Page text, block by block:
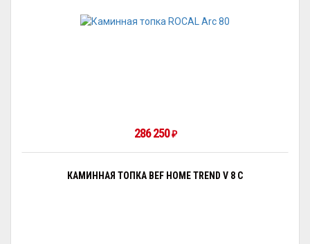
286 250₽
КАМИННАЯ ТОПКА BEF HOME TREND V 8 C